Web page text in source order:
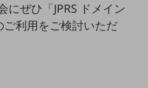
ぜひ「JPRS ドメイン
ご利用をご検討いただ